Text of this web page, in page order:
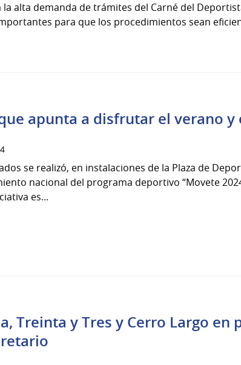
la alta demanda de trámites del Carné del
para que los procedimientos sean
apunta a disfrutar el verano y
se realizó, en instalaciones de la Plaza de
nacional del programa deportivo “Movete
es...
Treinta y Tres y Cerro Largo en